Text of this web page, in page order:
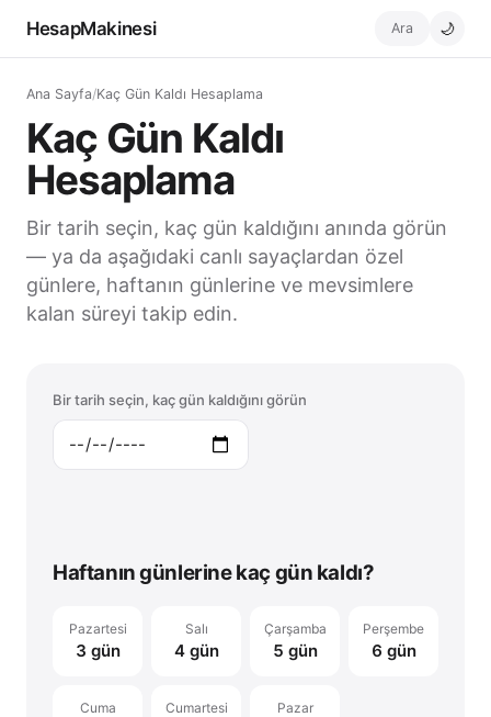
HesapMakinesi Ara 🌙
Ana Sayfa/Kaç Gün Kaldı Hesaplama
Kaç Gün Kaldı
Hesaplama
Bir tarih seçin, kaç gün kaldığını anında görün
— ya da aşağıdaki canlı sayaçlardan özel
günlere, haftanın günlerine ve mevsimlere
kalan süreyi takip edin.
Bir tarih seçin, kaç gün kaldığını görün
Haftanın günlerine kaç gün kaldı?
Pazartesi
3 gün
Salı
4 gün
Çarşamba
5 gün
Perşembe
6 gün
Cuma Cumartesi Pazar